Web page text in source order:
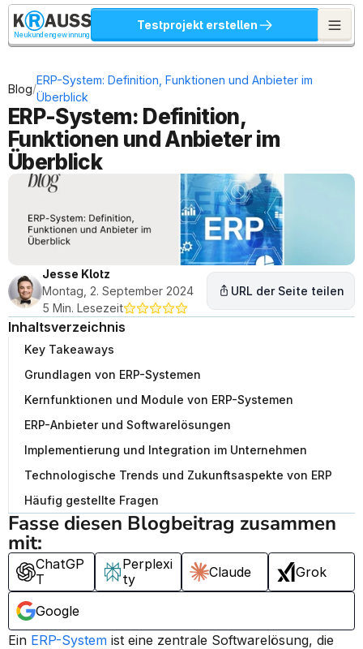
Neukundengewinnung
Testprojekt erstellen
Blog/
ERP-System: Definition, Funktionen und Anbieter im
Überblick
ERP-System: Definition,
Funktionen und Anbieter im
Überblick
Jesse Klotz
Montag, 2. September 2024
5 Min. Lesezeit
URL der Seite teilen
Inhaltsverzeichnis
Key Takeaways
Grundlagen von ERP-Systemen
Kernfunktionen und Module von ERP-Systemen
ERP-Anbieter und Softwarelösungen
Implementierung und Integration im Unternehmen
Technologische Trends und Zukunftsaspekte von ERP
Häufig gestellte Fragen
Fasse diesen Blogbeitrag zusammen
mit:
ChatGP
T
Perplexi
ty
Claude Grok
Google
Ein ERP-System ist eine zentrale Softwarelösung, die